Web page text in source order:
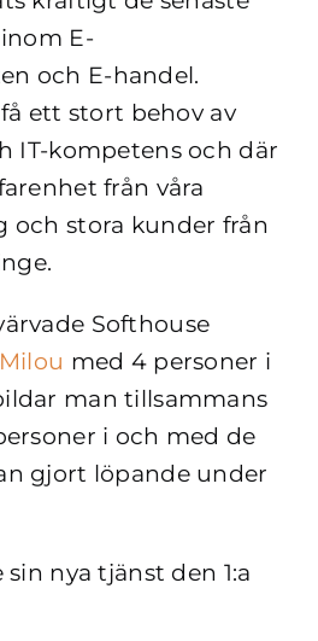
E-
och E-handel.
ett stort behov av
IT-kompetens och där
från våra
och stora kunder från
Softhouse
med 4 personer i
man tillsammans
i och med de
gjort löpande under
nya tjänst den 1:a